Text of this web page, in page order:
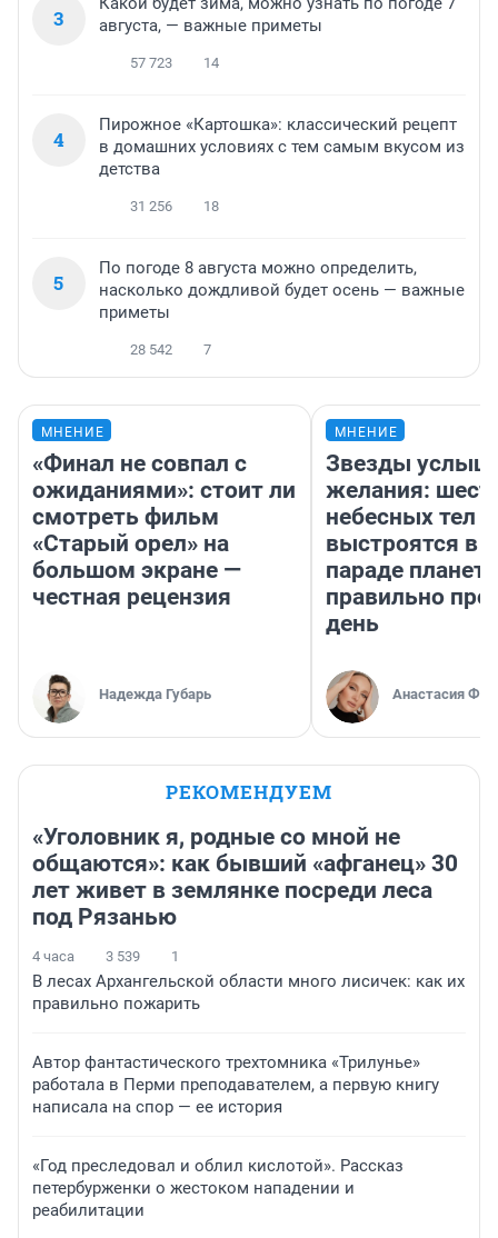
3
августа, — важные приметы
57 723 14
4
Пирожное «Картошка»: классический рецепт
в домашних условиях с тем самым вкусом из
детства
31 256 18
5
По погоде 8 августа можно определить,
насколько дождливой будет осень — важные
приметы
28 542 7
МНЕНИЕ
«Финал не совпал с
ожиданиями»: стоит ли
смотреть фильм
«Старый орел» на
большом экране —
честная рецензия
Надежда Губарь
МНЕНИЕ
Звезды
желания:
небесных тел
выстроятся в
параде планет
правильно
день
Анастасия
РЕКОМЕНДУЕМ
«Уголовник я, родные со мной не
общаются»: как бывший «афганец» 30
лет живет в землянке посреди леса
под Рязанью
4 часа 3 539 1
В лесах Архангельской области много лисичек: как их
правильно пожарить
Автор фантастического трехтомника «Трилунье»
работала в Перми преподавателем, а первую книгу
написала на спор — ее история
«Год преследовал и облил кислотой». Рассказ
петербурженки о жестоком нападении и
реабилитации